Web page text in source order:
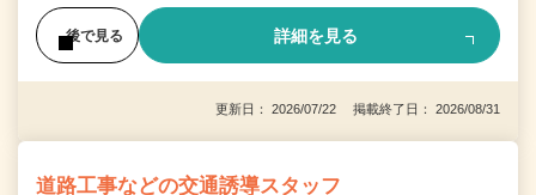
後で見る 詳細を見る
更新日： 2026/07/22 掲載終了日： 2026/08/31
道路工事などの交通誘導スタッフ